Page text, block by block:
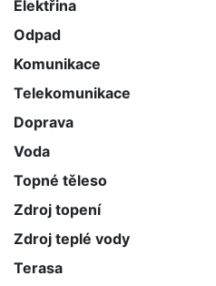
Elektřina
Odpad
Komunikace
Telekomunikace
Doprava
Voda
Topné těleso
Zdroj topení
Zdroj teplé vody
Terasa